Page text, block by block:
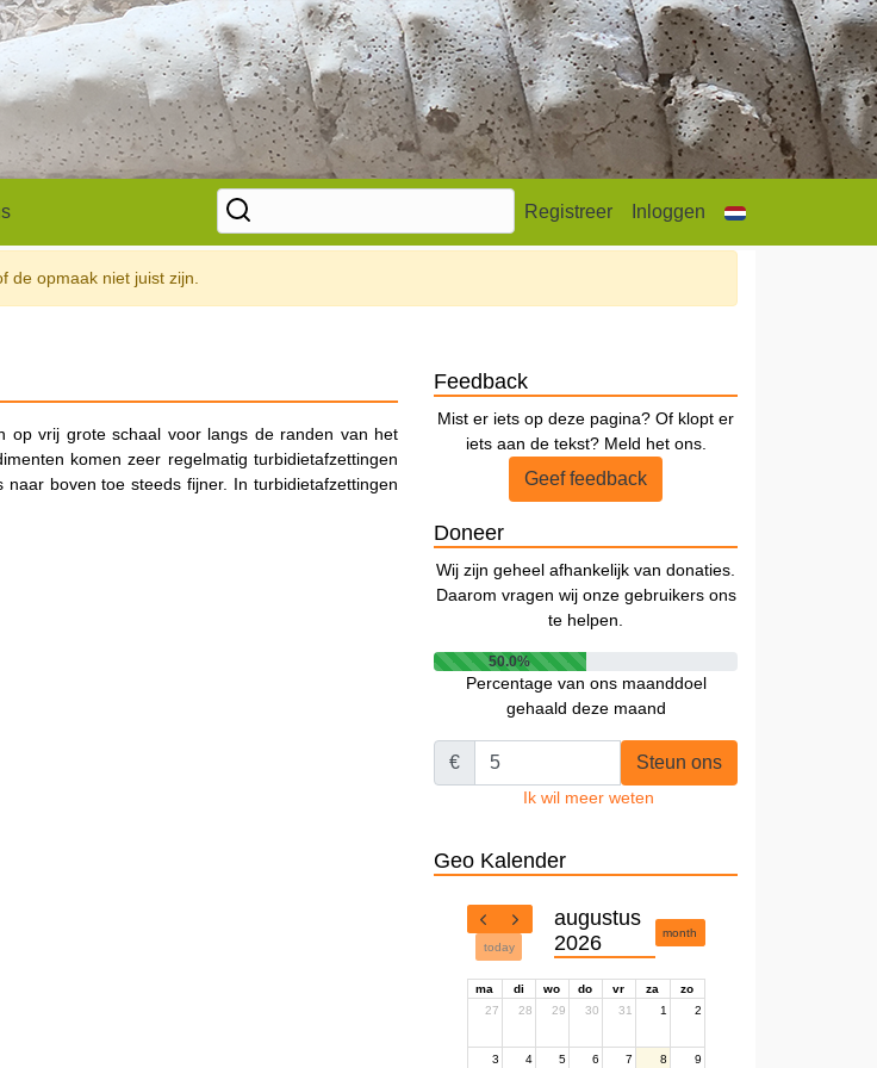
Registreer Inloggen
de opmaak niet juist zijn.
op vrij grote schaal voor langs de randen van het
komen zeer regelmatig turbidietafzettingen
boven toe steeds fijner. In turbidietafzettingen
Feedback
Mist er iets op deze pagina? Of klopt er
iets aan de tekst? Meld het ons.
Geef feedback
Doneer
Wij zijn geheel afhankelijk van donaties.
Daarom vragen wij onze gebruikers ons
te helpen.
50.0%
Percentage van ons maanddoel
gehaald deze maand
€ Steun ons
Ik wil meer weten
Geo Kalender
today
augustus
2026
month
ma di wo do vr za
zo
27
28 29 30 31 1 2
3 4 5 6 7 8 9